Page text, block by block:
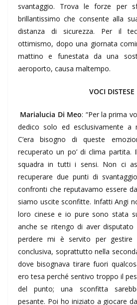
svantaggio. Trova le forze per
brillantissimo che consente alla
distanza di sicurezza. Per il
ottimismo, dopo una giornata
mattino e funestata da una
aeroporto, causa maltempo.
VOCI DISTESE
Marialucia Di Meo: “Per la prima
dedico solo ed esclusivamente a
C’era bisogno di queste
recuperato un po’ di clima partita.
squadra in tutti i sensi. Non ci
recuperare due punti di
confronti che reputavamo essere
siamo uscite sconfitte. Infatti Angi
loro cinese e io pure sono stata
anche se ritengo di aver disputato
perdere mi è servito per
conclusiva, soprattutto nella
dove bisognava tirare fuori
ero tesa perché sentivo troppo il
del punto; una sconfitta
pesante. Poi ho iniziato a giocare